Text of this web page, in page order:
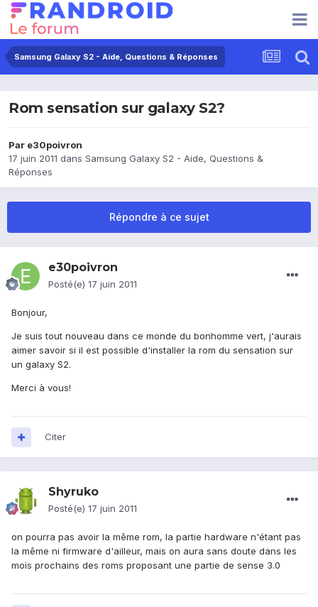
Samsung Galaxy S2 - Aide, Questions & Réponses
Rom sensation sur galaxy S2?
Par e30poivron
17 juin 2011 dans Samsung Galaxy S2 - Aide, Questions &
Réponses
Répondre à ce sujet
e30poivron
Posté(e) 17 juin 2011
Bonjour,
Je suis tout nouveau dans ce monde du bonhomme vert, j'aurais
aimer savoir si il est possible d'installer la rom du sensation sur
un galaxy S2.
Merci à vous!
Citer
Shyruko
Posté(e) 17 juin 2011
on pourra pas avoir la même rom, la partie hardware n'étant pas
la même ni firmware d'ailleur, mais on aura sans doute dans les
mois prochains des roms proposant une partie de sense 3.0